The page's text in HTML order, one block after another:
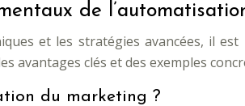
de
et les stratégies avancées, il
avantages clés et des exemples
du marketing ?